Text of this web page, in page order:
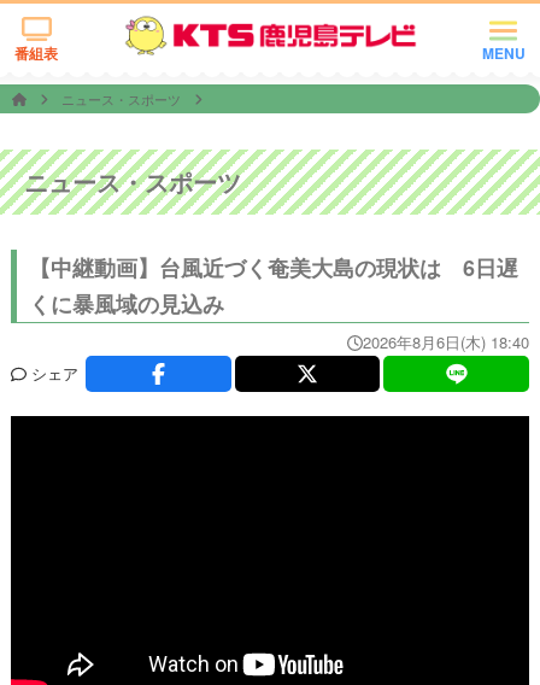
MENU
番組表
ニュース・スポーツ
ニュース・スポーツ
【中継動画】台風近づく奄美大島の現状は 6日遅
くに暴風域の見込み
2026年8月6日(木) 18:40
シェア